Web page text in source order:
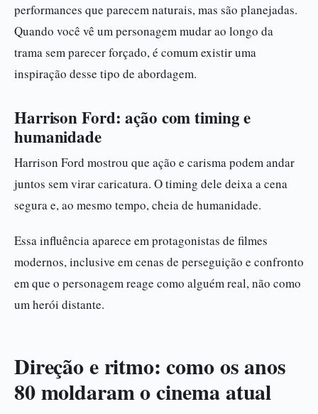
performances que parecem naturais, mas são planejadas.
Quando você vê um personagem mudar ao longo da
trama sem parecer forçado, é comum existir uma
inspiração desse tipo de abordagem.
Harrison Ford: ação com timing e
humanidade
Harrison Ford mostrou que ação e carisma podem andar
juntos sem virar caricatura. O timing dele deixa a cena
segura e, ao mesmo tempo, cheia de humanidade.
Essa influência aparece em protagonistas de filmes
modernos, inclusive em cenas de perseguição e confronto
em que o personagem reage como alguém real, não como
um herói distante.
Direção e ritmo: como os anos
80 moldaram o cinema atual